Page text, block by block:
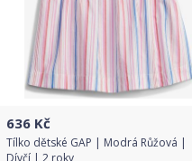
636 Kč
Tílko dětské GAP | Modrá Růžová |
Dívčí | 2 roky